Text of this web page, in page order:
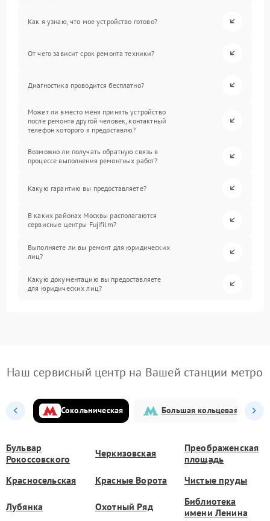
Как я узнаю, что мое устройство готово?
От чего зависит срок ремонта техники?
Диагностика проводится бесплатно?
Может ли вместо меня принять устройство
после ремонта другой человек, контактный
телефон которого я предоставлю?
Возможно ли получать обратную связь в
процессе выполнения ремонтных работ?
Какую гарантию вы предоставляете?
В каких районах Москвы располагаются
сервисные центры Fujifilm?
Выполняете ли вы ремонт для юридических
лиц?
Какую документацию вы предоставляете
для юридических лиц?
Наш сервисный центр на Вашей станции метро
Сокольническая Большая кольцевая
Бульвар
Рокоссовского
Черкизовская
Преображенская
площадь
Красносельская
Красные Ворота Чистые пруды
Лубянка Охотный Ряд
Библиотека
имени Ленина